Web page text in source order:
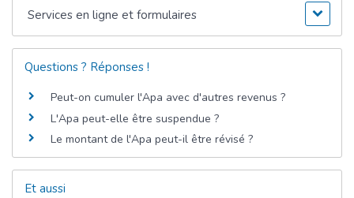
Services en ligne et formulaires
Questions ? Réponses !
Peut-on cumuler l'Apa avec d'autres revenus ?
L'Apa peut-elle être suspendue ?
Le montant de l'Apa peut-il être révisé ?
Et aussi